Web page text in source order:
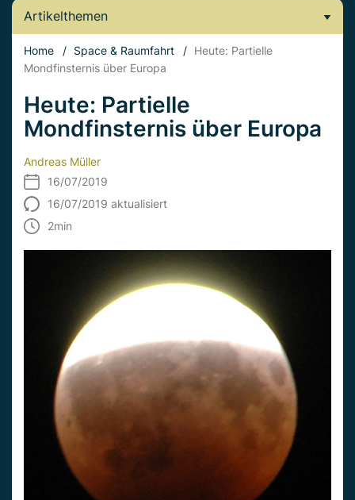
Artikelthemen
Home / Space & Raumfahrt / Heute: Partielle
Mondfinsternis über Europa
Heute: Partielle
Mondfinsternis über Europa
Andreas Müller
16/07/2019
16/07/2019 aktualisiert
2min